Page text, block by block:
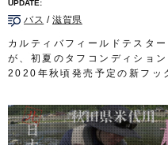
オーナーばりwebsite
http://www.owner.co.jp
バス /滋賀県
カルティバフィールドテスタ
が、初夏のタフコンディション
2020年秋頃発売予定の新フッ
します。
■使用フック
ジャングルワッキーガード（